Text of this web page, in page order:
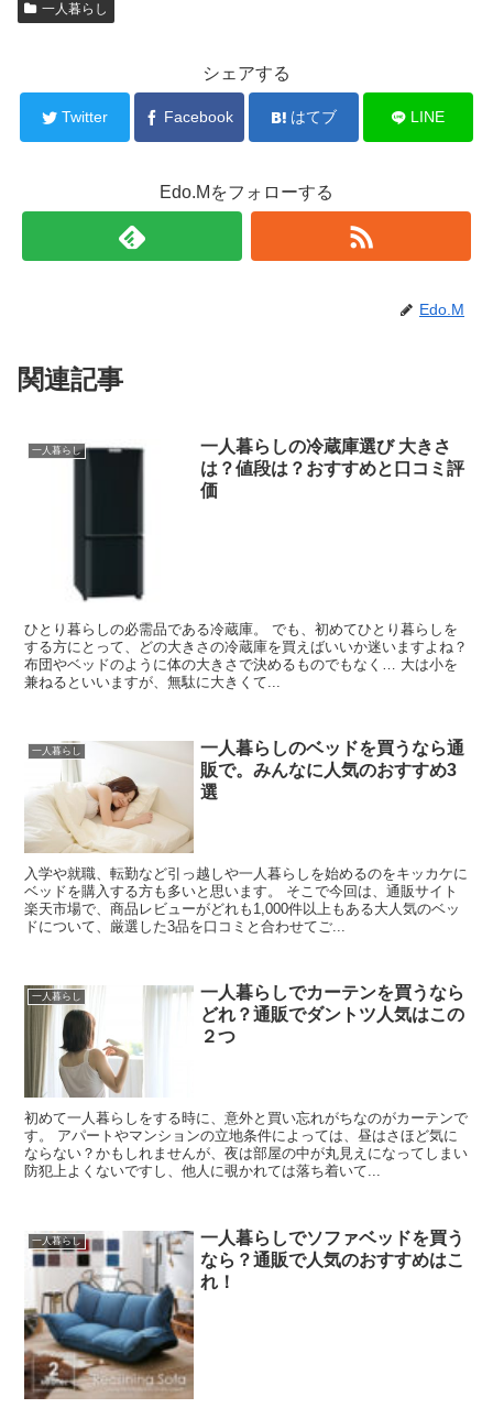
一人暮らし
シェアする
Twitter Facebook はてブ LINE
Edo.Mをフォローする
Edo.M
関連記事
一人暮らし
一人暮らしの冷蔵庫選び 大きさ
は？値段は？おすすめと口コミ評
価
ひとり暮らしの必需品である冷蔵庫。 でも、初めてひとり暮らしを
する方にとって、どの大きさの冷蔵庫を買えばいいか迷いますよね？
布団やベッドのように体の大きさで決めるものでもなく… 大は小を
兼ねるといいますが、無駄に大きくて...
一人暮らし
一人暮らしのベッドを買うなら通
販で。みんなに人気のおすすめ3
選
入学や就職、転勤など引っ越しや一人暮らしを始めるのをキッカケに
ベッドを購入する方も多いと思います。 そこで今回は、通販サイト
楽天市場で、商品レビューがどれも1,000件以上もある大人気のベッ
ドについて、厳選した3品を口コミと合わせてご...
一人暮らし
一人暮らしでカーテンを買うなら
どれ？通販でダントツ人気はこの
２つ
初めて一人暮らしをする時に、意外と買い忘れがちなのがカーテンで
す。 アパートやマンションの立地条件によっては、昼はさほど気に
ならない？かもしれませんが、夜は部屋の中が丸見えになってしまい
防犯上よくないですし、他人に覗かれては落ち着いて...
一人暮らし
一人暮らしでソファベッドを買う
なら？通販で人気のおすすめはこ
れ！